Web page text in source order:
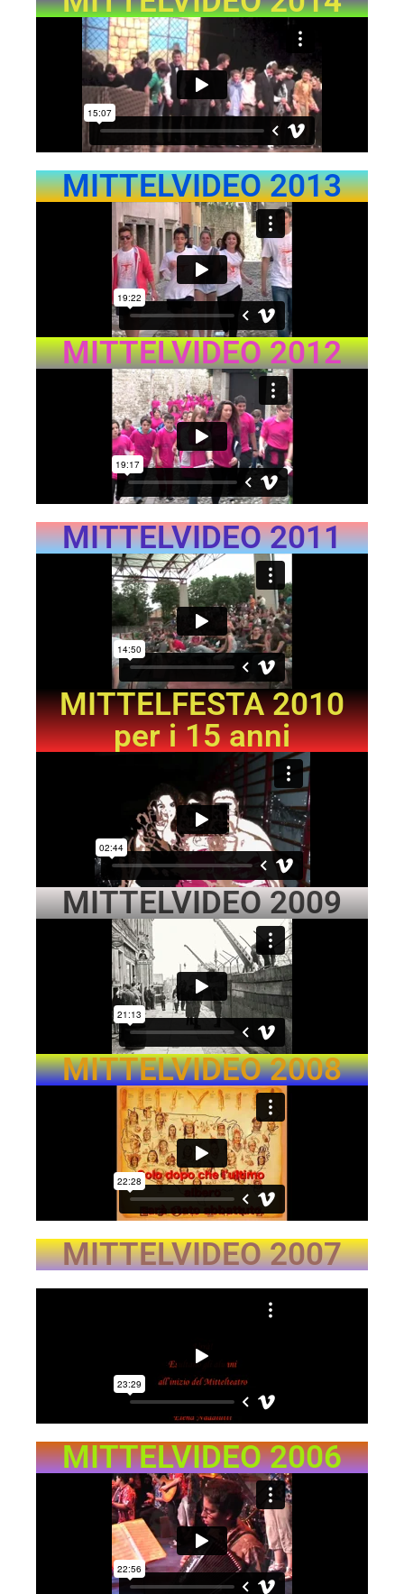
MITTELVIDEO 2013
MITTELVIDEO 2012
MITTELVIDEO 2011
MITTELFESTA 2010
per i 15 anni
MITTELVIDEO 2009
MITTELVIDEO 2008
MITTELVIDEO 2007
MITTELVIDEO 2006